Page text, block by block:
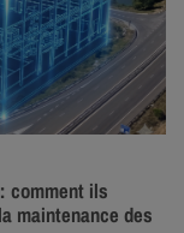
comment ils
maintenance des